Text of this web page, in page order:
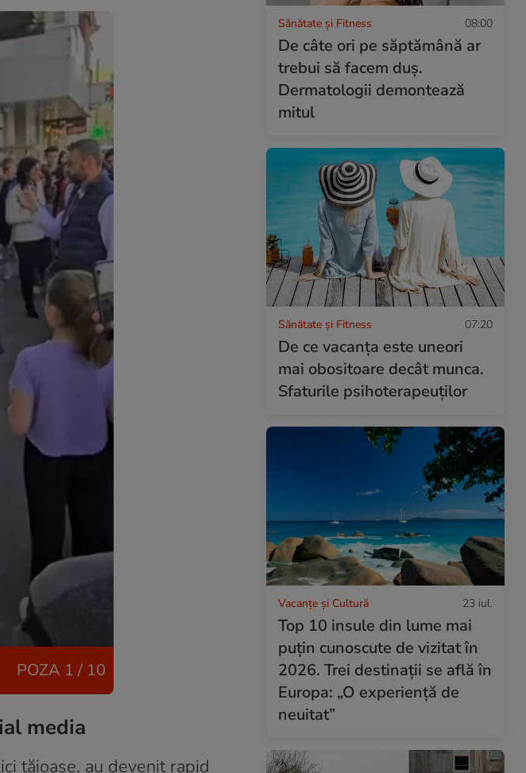
POZA 1 / 10
media
tăioase, au devenit rapid
Sănătate și Fitness 08:00
De câte ori pe săptămână ar
trebui să facem duș.
Dermatologii demontează
mitul
Sănătate și Fitness 07:20
De ce vacanța este uneori
mai obositoare decât munca.
Sfaturile psihoterapeuților
Vacanțe și Cultură 23 iul.
Top 10 insule din lume mai
puțin cunoscute de vizitat în
2026. Trei destinații se află în
Europa: „O experiență de
neuitat”